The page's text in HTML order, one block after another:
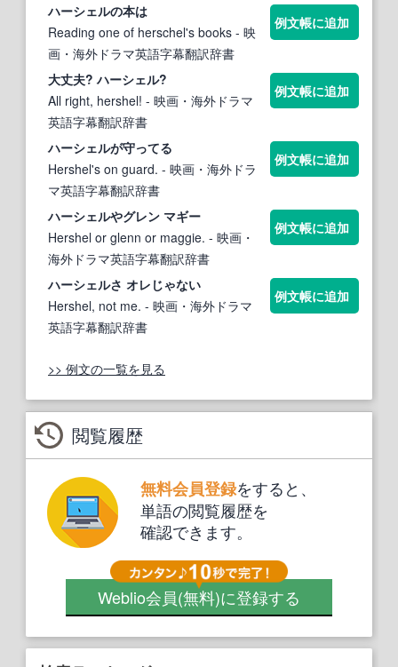
ハーシェルの本は
Reading one of herschel's books - 映
画・海外ドラマ英語字幕翻訳辞書
例文帳に追加
大丈夫?ハーシェル?
All right, hershel! - 映画・海外ドラマ
英語字幕翻訳辞書
例文帳に追加
ハーシェルが守ってる
Hershel's on guard. - 映画・海外ドラ
マ英語字幕翻訳辞書
例文帳に追加
ハーシェルやグレン マギー
Hershel or glenn or maggie. - 映画・
海外ドラマ英語字幕翻訳辞書
例文帳に追加
ハーシェルさ オレじゃない
Hershel, not me. - 映画・海外ドラマ
英語字幕翻訳辞書
例文帳に追加
>> 例文の一覧を見る
閲覧履歴
無料会員登録をすると、
単語の閲覧履歴を
確認できます。
Weblio会員(無料)に登録する